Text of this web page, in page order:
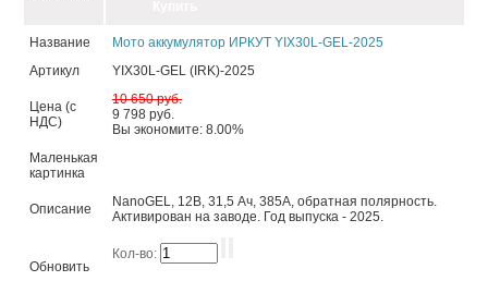
Название
Мото аккумулятор ИРКУТ YIX30L-GEL-2025
Артикул
YIX30L-GEL (IRK)-2025
Цена (с
НДС)
10 650 руб.
9 798 руб.
Вы экономите: 8.00%
Маленькая
картинка
Описание
NanoGEL, 12В, 31,5 Ач, 385А, обратная полярность.
Активирован на заводе. Год выпуска - 2025.
Обновить
Кол-во: